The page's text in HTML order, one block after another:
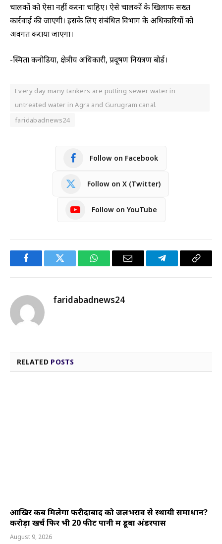
चालकों को ऐसा नहीं करना चाहिए। ऐसे चालकों के खिलाफ सख्त
कार्रवाई की जाएगी। इसके लिए संबंधित विभाग के अधिकारियों को
अवगत कराया जाएगा।
-स्मिता कनोडिया, क्षेत्रीय अधिकारी, प्रदूषण नियंत्रण बोर्ड।
Every day many tankers are putting sewer water in
untreated water in Agra and Gurugram canal.
faridabadnews24
Follow on Facebook
Follow on X (Twitter)
Follow on YouTube
FacebookTwitter WhatsAppEmail TelegramCopy
faridabadnews24
RELATED POSTS
आखिर कब मिलेगा फरीदाबाद को जलभराव से स्थायी समाधान?
करोड़ों खर्च फिर भी 20 फीट पानी में डूबा अंडरपास
August 9, 2026